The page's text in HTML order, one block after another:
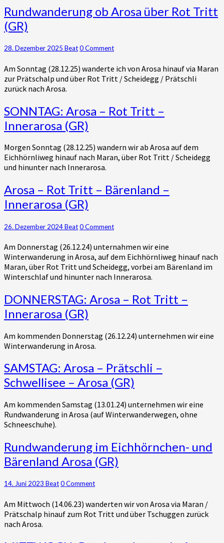
Rundwanderung
ob
Arosa
Rot
(GR)
Rundwanderung ob Arosa über Rot Tritt
(GR)
28. Dezember 2025 BeatComments
0 Comment
Am Sonntag (28.12.25) wanderte ich von Arosa hinauf via Maran
zur Prätschalp und über Rot Tritt / Scheidegg / Prätschli
zurück nach Arosa.
SONNTAG:
Arosa
–
Tritt
–
Innerarosa
SONNTAG: Arosa – Rot Tritt –
Innerarosa (GR)
Morgen Sonntag (28.12.25) wandern wir ab Arosa auf dem
Eichhörnliweg hinauf nach Maran, über Rot Tritt / Scheidegg
und hinunter nach Innerarosa.
Arosa
–
Rot
–
–
Innerarosa
(GR)
Arosa – Rot Tritt – Bärenland –
Innerarosa (GR)
26. Dezember 2024BeatComments
0 Comment
Am Donnerstag (26.12.24) unternahmen wir eine
Winterwanderung in Arosa, auf dem Eichhörnliweg hinauf nach
Maran, über Rot Tritt und Scheidegg, vorbei am Bärenland im
Winterschlaf und hinunter nach Innerarosa.
DONNERSTAG:
Arosa
–
Tritt
–
(GR)
DONNERSTAG: Arosa – Rot Tritt –
Innerarosa (GR)
Am kommenden Donnerstag (26.12.24) unternehmen wir eine
Winterwanderung in Arosa.
SAMSTAG:
Arosa
–
–
Schwellisee
–
(GR)
SAMSTAG: Arosa – Prätschli –
Schwellisee – Arosa (GR)
Am kommenden Samstag (13.01.24) unternehmen wir eine
Rundwanderung in Arosa (auf Winterwanderwegen, ohne
Schneeschuhe).
Rundwanderung
im
Eichhörnchen-
Bärenland
(GR)
Rundwanderung im Eichhörnchen- und
Bärenland Arosa (GR)
14. Juni 2023 BeatComments
0 Comment
Am Mittwoch (14.06.23) wanderten wir von Arosa via Maran /
Prätschalp hinauf zum Rot Tritt und über Tschuggen zurück
nach Arosa.